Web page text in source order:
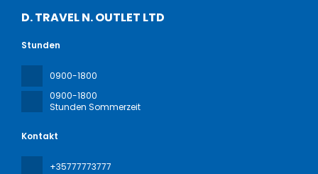
D. TRAVEL N. OUTLET LTD
Kontakt
+35777773777
Stunden
0900-1800
0900-1800
Stunden Sommerzeit